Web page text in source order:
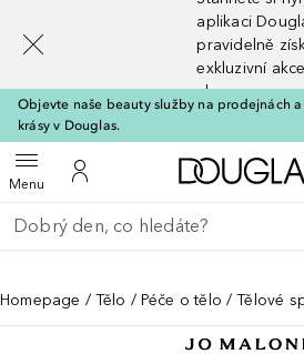
aplikaci
pravidelně
exkluzivní
slevy
Objevte naše beauty služby na prodejnách
krásy v Douglas.
MenuOtevřít menuK mému účtu
Vraťte se
Proveďte vyhledávání
Homepage Tělo Péče o tělo Tělové
[navigation.slideout.screenreader]